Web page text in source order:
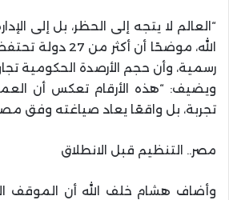
“العالم لا يتجه إلى الحظر، بل إلى
الله، موضحًا أن
رسمية، وأن حجم الأرصدة الحكومية تجاوز 400 مليار
ويضيف: “هذه الأرقام تعكس أن
تجربة، بل واقعًا يعاد صياغته وفق
مصر.. التنظيم قبل الانطلاق
وأضاف هشام خلف الله أن الموقف